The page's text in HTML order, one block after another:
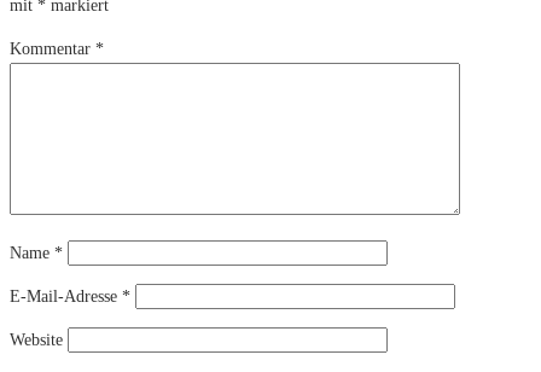
mit * markiert
Kommentar *
Name *
E-Mail-Adresse *
Website